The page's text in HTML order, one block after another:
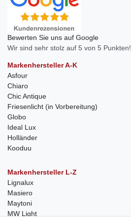
Bewerten Sie uns auf Google
Wir sind sehr stolz auf 5 von 5 Punkten!
Markenhersteller A-K
Asfour
Chiaro
Chic Antique
Friesenlicht (in Vorbereitung)
Globo
Ideal Lux
Holländer
Kooduu
Markenhersteller L-Z
Lignalux
Masiero
Maytoni
MW Light